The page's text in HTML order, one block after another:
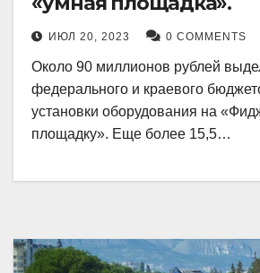
ИЮЛ 20, 2023 0 COMMENTS
Около 90 миллионов рублей
федерального и краевого
установки оборудования на
площадку». Еще более 15,5…